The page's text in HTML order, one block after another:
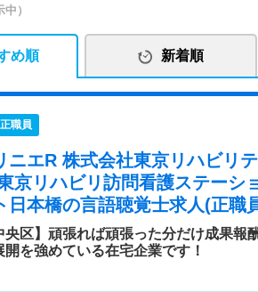
）
め順 新着順
正職員
ニエR 株式会社東京リハビリ
京リハビリ訪問看護ステーシ
日本橋の言語聴覚士求人(正職
央区】頑張れば頑張った分だけ成果報
開を強めている在宅企業です！